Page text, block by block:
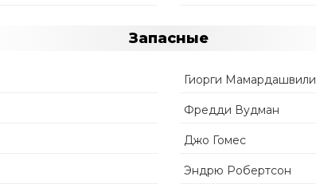
Запасные
Гиорги Мамардашвили
Фредди Вудман
Джо Гомес
Эндрю Робертсон